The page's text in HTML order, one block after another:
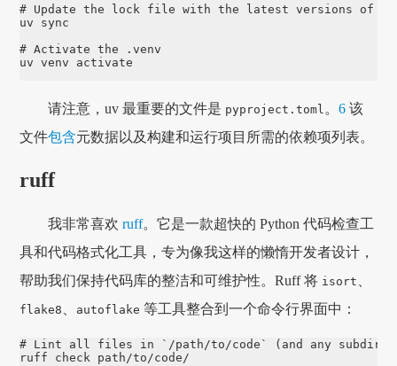
# Update the lock file with the latest versions of
uv sync
# Activate the .venv
请注意，uv 最重要的文件是 pyproject.toml 。6 该
文件包含元数据以及构建和运行项目所需的依赖项列表。
ruff
我非常喜欢ruff。它是一款超快的 Python 代码检查工
具和代码格式化工具，专为像我这样的懒惰开发者设计，
帮助我们保持代码库的整洁和可维护性。Ruff 将 isort
flake8 autoflake 等工具整合到一个命令行界面中：
# Lint all files in `/path/to/code` (and any
ruff check path/to/code/